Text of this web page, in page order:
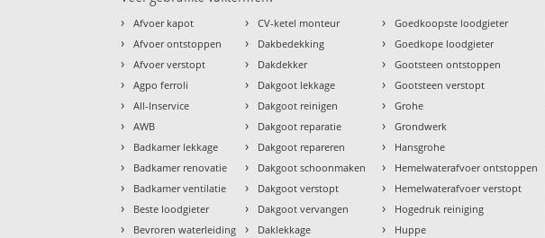
› Afvoer kapot
› Afvoer ontstoppen
› Afvoer verstopt
› Agpo ferroli
› All-Inservice
› AWB
› Badkamer lekkage
› Badkamer renovatie
› Badkamer ventilatie
› Beste loodgieter
› Bevroren waterleiding
› CV-ketel monteur
› Dakbedekking
› Dakdekker
› Dakgoot lekkage
› Dakgoot reinigen
› Dakgoot reparatie
› Dakgoot repareren
› Dakgoot schoonmaken
› Dakgoot verstopt
› Dakgoot vervangen
› Daklekkage
› Goedkoopste loodgieter
› Goedkope loodgieter
› Gootsteen ontstoppen
› Gootsteen verstopt
› Grohe
› Grondwerk
› Hansgrohe
› Hemelwaterafvoer ontstoppen
› Hemelwaterafvoer verstopt
› Hogedruk reiniging
› Huppe